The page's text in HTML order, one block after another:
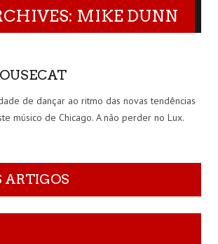
MIKE DUNN
de dançar ao ritmo das novas tendências
músico de Chicago. A não perder no Lux.
ARTIGOS